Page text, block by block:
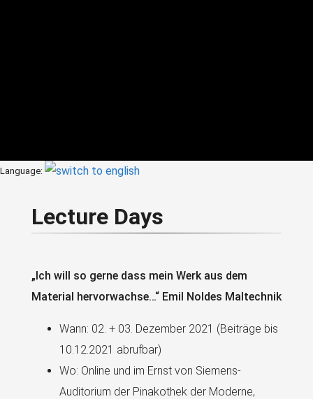
Language:
Lecture Days
„Ich will so gerne dass mein Werk aus dem
Material hervorwachse…“ Emil Noldes Maltechnik
Wann: 02. + 03. Dezember 2021 (Beiträge bis
10.12.2021 abrufbar)
Wo: Online und im Ernst von Siemens-
Auditorium der Pinakothek der Moderne,